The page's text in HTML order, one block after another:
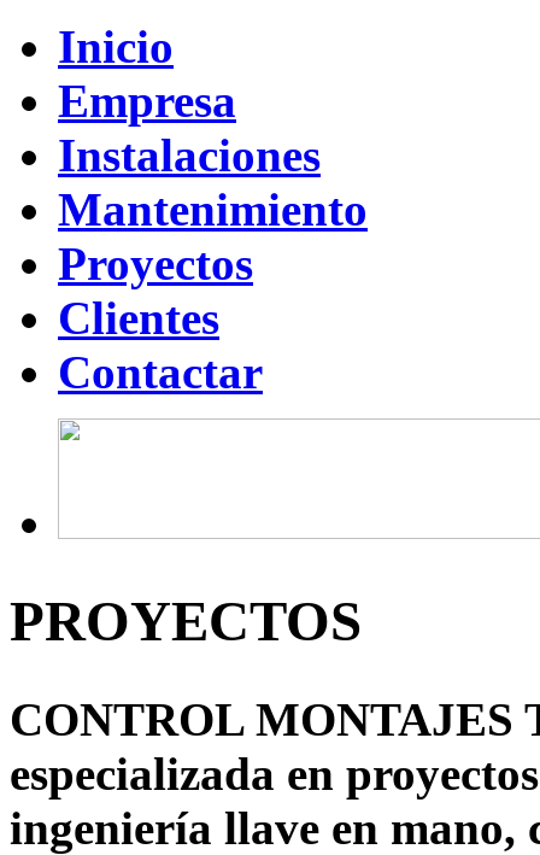
Inicio
Empresa
Instalaciones
Mantenimiento
Proyectos
Clientes
Contactar
PROYECTOS
CONTROL MONTAJES
especializada en
ingeniería llave en mano,